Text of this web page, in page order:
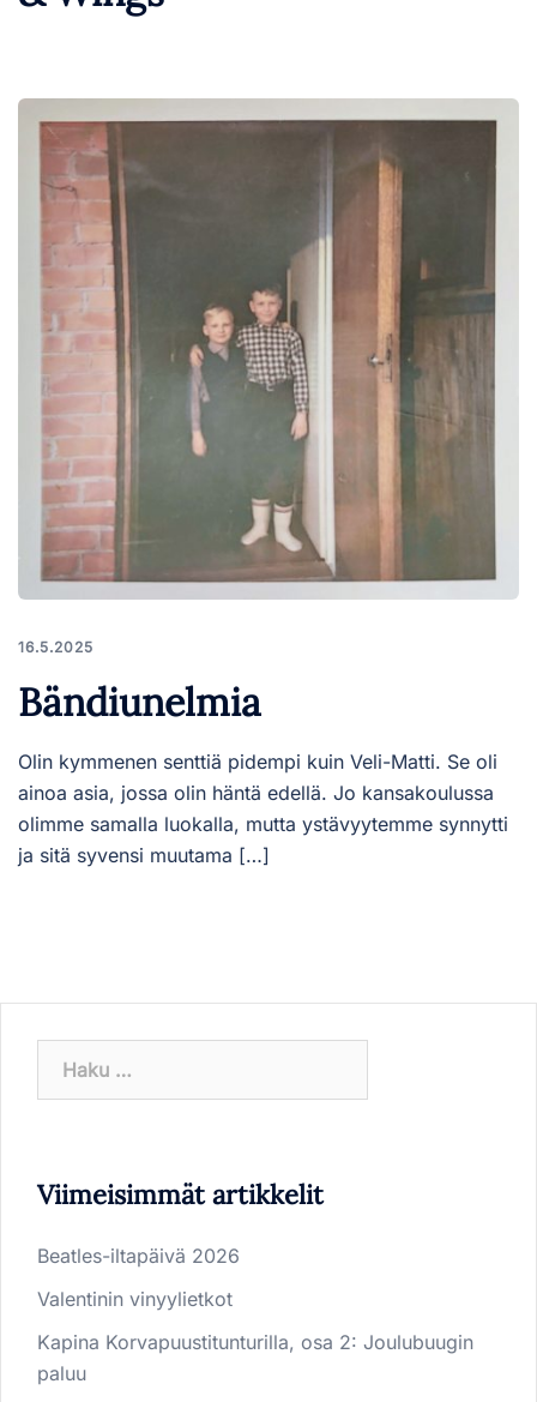
16.5.2025
Bändiunelmia
Olin kymmenen senttiä pidempi kuin Veli-Matti. Se oli
ainoa asia, jossa olin häntä edellä. Jo kansakoulussa
olimme samalla luokalla, mutta ystävyytemme synnytti
ja sitä syvensi muutama […]
Viimeisimmät artikkelit
Beatles-iltapäivä 2026
Valentinin vinyylietkot
Kapina Korvapuustitunturilla, osa 2: Joulubuugin
paluu